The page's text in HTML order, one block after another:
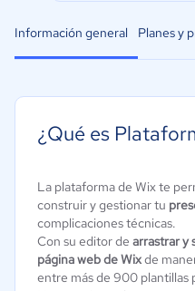
Información general Planes y
¿Qué es
La plataforma de Wix te
construir y gestionar tu
complicaciones técnicas.
Con su editor de arrastrar y
página web de Wixde
entre más de 900 plantillas